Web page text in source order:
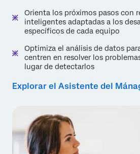
Orienta los próximos pasos con
inteligentes adaptadas a los
específicos de cada equipo
Optimiza el análisis de datos
centren en resolver los
lugar de detectarlos
Explorar el Asistente del